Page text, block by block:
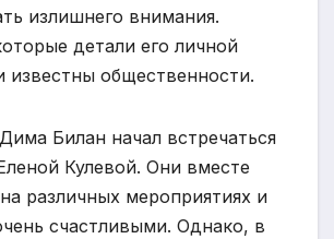
излишнего внимания.
детали его личной
известны общественности.
Билан начал встречаться
Кулевой. Они вместе
различных мероприятиях и
счастливыми. Однако, в